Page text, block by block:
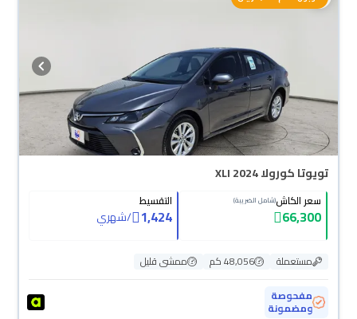
تويوتا كورولا XLI 2024
سعر الكاش(شامل الضريبة)
66,300
التقسيط
1,424
/شهري
مستعملة 48,056 كم
ممشى قليل
مفحوصة
ومضمونة